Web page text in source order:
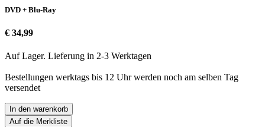
DVD + Blu-Ray
€ 34,99
Auf Lager. Lieferung in 2-3 Werktagen
Bestellungen werktags bis 12 Uhr werden noch am selben Tag
versendet
In den warenkorb
Auf die Merkliste